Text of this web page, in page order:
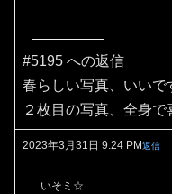
#5195 への返信
春らしい写真、いいで
２枚目の写真、全身で
2023年3月31日 9:24 PM返信
いそミ☆